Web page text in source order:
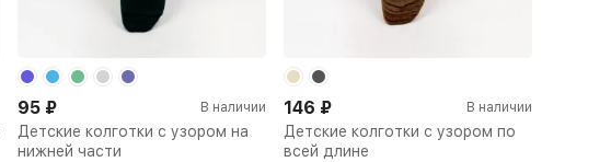
Детские колготки с узором на
нижней части
95 ₽ В наличии
Детские колготки с узором по
всей длине
146 ₽ В наличии